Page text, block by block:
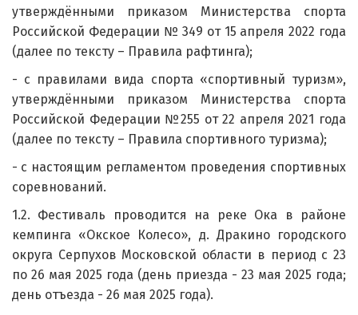
утверждёнными приказом Министерства спорта
Российской Федерации № 349 от 15 апреля 2022 года
(далее по тексту – Правила рафтинга);
- с правилами вида спорта «спортивный туризм»,
утверждёнными приказом Министерства спорта
Российской Федерации №255 от 22 апреля 2021 года
(далее по тексту – Правила спортивного туризма);
- с настоящим регламентом проведения спортивных
соревнований.
1.2. Фестиваль проводится на реке Ока в районе
кемпинга «Окское Колесо», д. Дракино городского
округа Серпухов Московской области в период с 23
по 26 мая 2025 года (день приезда - 23 мая 2025 года;
день отъезда - 26 мая 2025 года).